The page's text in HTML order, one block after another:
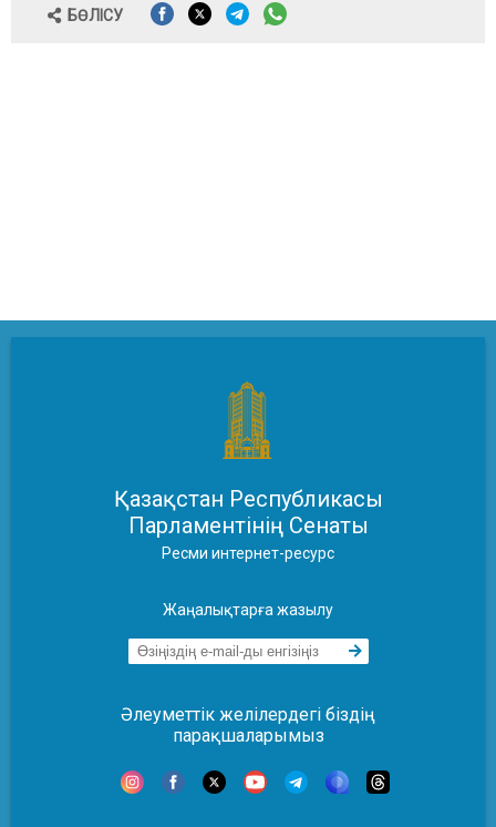
БӨЛІСУ
Қазақстан Республикасы
Парламентінің Сенаты
Ресми интернет-ресурс
Жаңалықтарға жазылу
Әлеуметтік желілердегі біздің
парақшаларымыз